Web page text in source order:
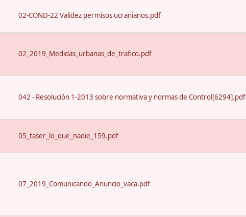
02-COND-22 Validez permisos ucranianos.pdf
02_2019_Medidas_urbanas_de_trafico.pdf
042 - Resolución 1-2013 sobre normativa y normas de Control[6294].pdf
05_taser_lo_que_nadie_159.pdf
07_2019_Comunicando_Anuncio_vaca.pdf